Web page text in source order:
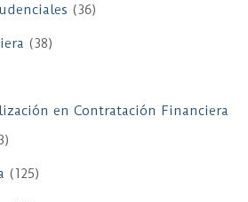
(36)
(38)
en Contratación Financiera
(125)